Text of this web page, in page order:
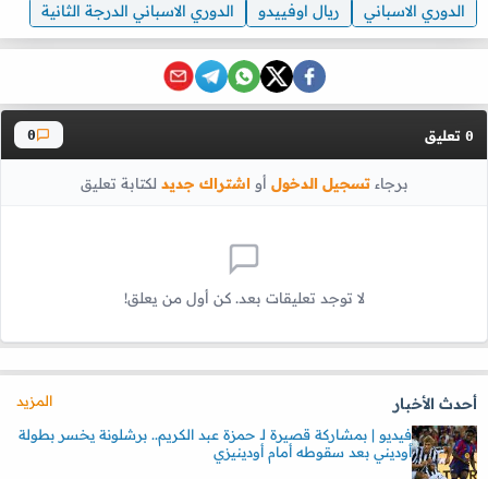
الدوري الاسباني ريال اوفييدو الدوري الاسباني الدرجة الثانية
0 تعليق 0
برجاءتسجيل الدخول أواشتراك جديد لكتابة تعليق
لا توجد تعليقات بعد. كن أول من يعلق!
أحدث الأخبار
المزيد
فيديو | بمشاركة قصيرة لـ حمزة عبد الكريم.. برشلونة يخسر بطولة
أوديني بعد سقوطه أمام أودينيزي